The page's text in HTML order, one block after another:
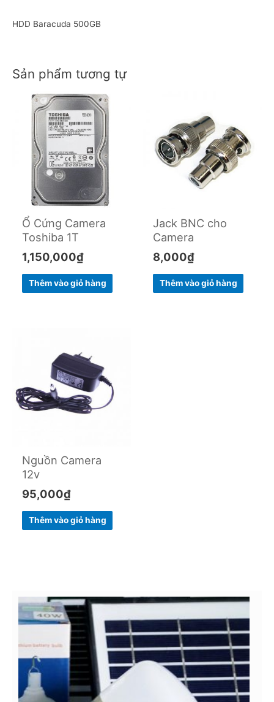
HDD Baracuda 500GB
Sản phẩm tương tự
Ổ Cứng Camera
Toshiba 1T
1,150,000₫
Thêm vào giỏ hàng
Jack BNC cho
Camera
8,000₫
Thêm vào giỏ hàng
Nguồn Camera
12v
95,000₫
Thêm vào giỏ hàng